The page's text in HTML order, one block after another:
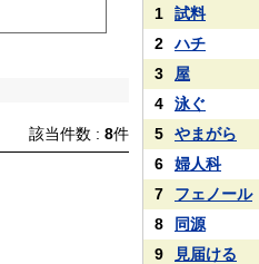
該当件数 : 8件
1
試料
2
ハチ
3
屋
4
泳ぐ
5
やまがら
6
婦人科
7
フェノール
8
同源
9
見届ける